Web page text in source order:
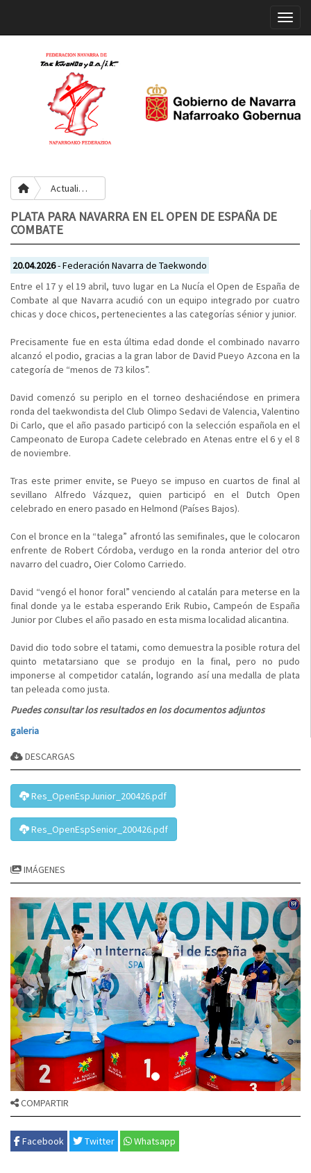
Actualidad
PLATA PARA NAVARRA EN EL OPEN DE ESPAÑA DE
COMBATE
20.04.2026- Federación Navarra de Taekwondo
Entre el 17 y el 19 abril, tuvo lugar en La Nucía el Open de España de
Combate al que Navarra acudió con un equipo integrado por cuatro
chicas y doce chicos, pertenecientes a las categorías sénior y junior.
Precisamente fue en esta última edad donde el combinado navarro
alcanzó el podio, gracias a la gran labor de David Pueyo Azcona en la
categoría de “menos de 73 kilos”.
David comenzó su periplo en el torneo deshaciéndose en primera
ronda del taekwondista del Club Olimpo Sedavi de Valencia, Valentino
Di Carlo, que el año pasado participó con la selección española en el
Campeonato de Europa Cadete celebrado en Atenas entre el 6 y el 8
de noviembre.
Tras este primer envite, se Pueyo se impuso en cuartos de final al
sevillano Alfredo Vázquez, quien participó en el Dutch Open
celebrado en enero pasado en Helmond (Países Bajos).
Con el bronce en la “talega” afrontó las semifinales, que le colocaron
enfrente de Robert Córdoba, verdugo en la ronda anterior del otro
navarro del cuadro, Oier Colomo Carriedo.
David “vengó el honor foral” venciendo al catalán para meterse en la
final donde ya le estaba esperando Erik Rubio, Campeón de España
Junior por Clubes el año pasado en esta misma localidad alicantina.
David dio todo sobre el tatami, como demuestra la posible rotura del
quinto metatarsiano que se produjo en la final, pero no pudo
imponerse al competidor catalán, logrando así una medalla de plata
tan peleada como justa.
Puedes consultar los resultados en los documentos adjuntos
galeria
DESCARGAS
Res_OpenEspJunior_200426.pdf
Res_OpenEspSenior_200426.pdf
IMÁGENES
COMPARTIR
Facebook Twitter Whatsapp